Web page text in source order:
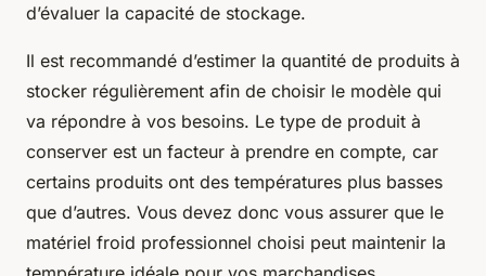
d’évaluer la capacité de stockage.
Il est recommandé d’estimer la quantité de produits à
stocker régulièrement afin de choisir le modèle qui
va répondre à vos besoins. Le type de produit à
conserver est un facteur à prendre en compte, car
certains produits ont des températures plus basses
que d’autres. Vous devez donc vous assurer que le
matériel froid professionnel choisi peut maintenir la